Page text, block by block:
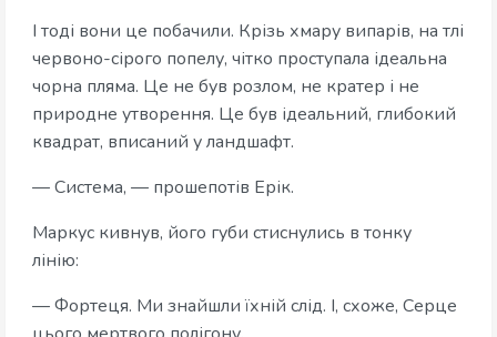
І тоді вони це побачили. Крізь хмару випарів, на тлі
червоно-сірого попелу, чітко проступала ідеальна
чорна пляма. Це не був розлом, не кратер і не
природне утворення. Це був ідеальний, глибокий
квадрат, вписаний у ландшафт.
— Система, — прошепотів Ерік.
Маркус кивнув, його губи стиснулись в тонку
лінію:
— Фортеця. Ми знайшли їхній слід. І, схоже, Серце